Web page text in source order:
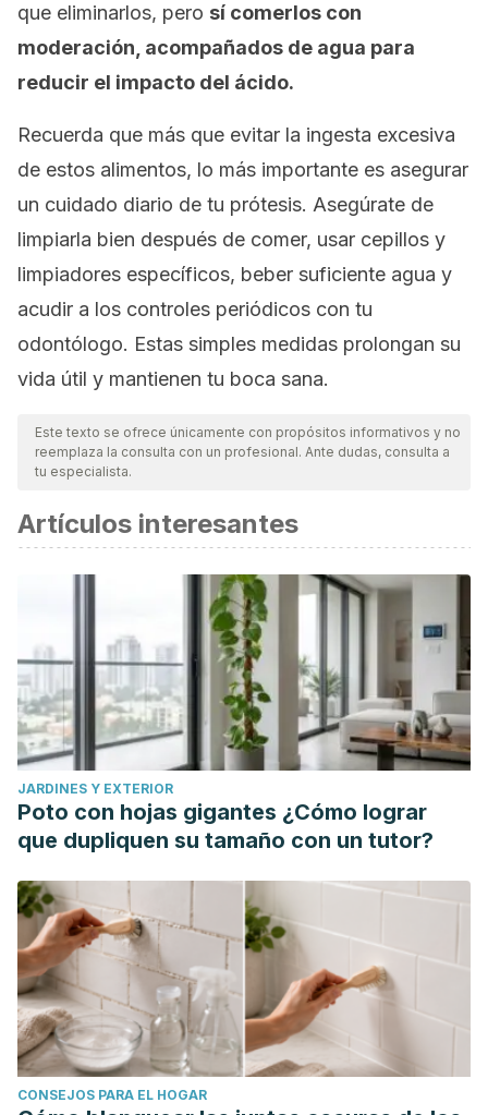
que eliminarlos, pero sí comerlos con
moderación, acompañados de agua para
reducir el impacto del ácido.
Recuerda que más que evitar la ingesta excesiva
de estos alimentos, lo más importante es asegurar
un cuidado diario de tu prótesis. Asegúrate de
limpiarla bien después de comer, usar cepillos y
limpiadores específicos, beber suficiente agua y
acudir a los controles periódicos con tu
odontólogo. Estas simples medidas prolongan su
vida útil y mantienen tu boca sana.
Este texto se ofrece únicamente con propósitos informativos y no
reemplaza la consulta con un profesional. Ante dudas, consulta a
tu especialista.
Artículos interesantes
JARDINES Y EXTERIOR
Poto con hojas gigantes ¿Cómo lograr
que dupliquen su tamaño con un tutor?
CONSEJOS PARA EL HOGAR